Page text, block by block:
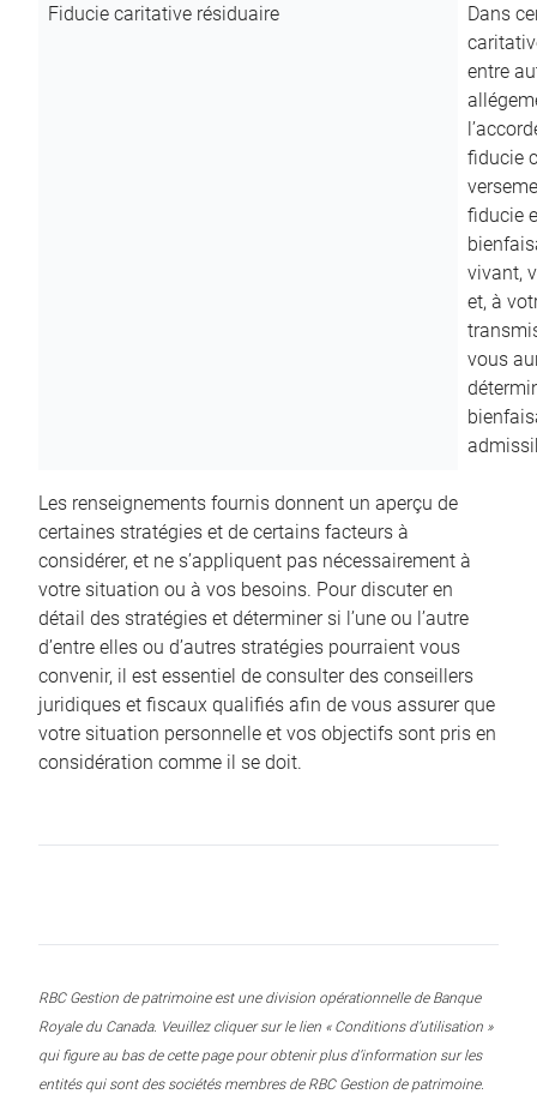
Fiducie caritative résiduaire
Dans
entre
fiducie
fiducie
vivant,
et, à
vous
Les renseignements fournis donnent un aperçu de
certaines stratégies et de certains facteurs à
considérer, et ne s’appliquent pas nécessairement à
votre situation ou à vos besoins. Pour discuter en
détail des stratégies et déterminer si l’une ou l’autre
d’entre elles ou d’autres stratégies pourraient vous
convenir, il est essentiel de consulter des conseillers
juridiques et fiscaux qualifiés afin de vous assurer que
votre situation personnelle et vos objectifs sont pris en
considération comme il se doit.
RBC Gestion de patrimoine est une division opérationnelle de Banque
Royale du Canada. Veuillez cliquer sur le lien « Conditions d’utilisation »
qui figure au bas de cette page pour obtenir plus d’information sur les
entités qui sont des sociétés membres de RBC Gestion de patrimoine.